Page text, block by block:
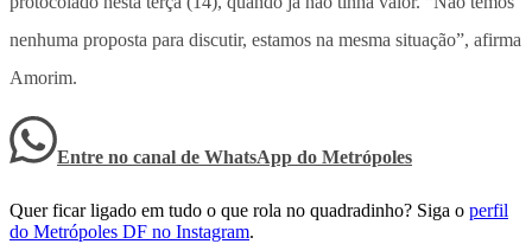
nenhuma proposta para discutir, estamos na mesma situação”, afirma
Amorim.
Entre no canal de WhatsApp do Metrópoles
Quer ficar ligado em tudo o que rola no quadradinho? Siga o perfil
do Metrópoles DF no Instagram.